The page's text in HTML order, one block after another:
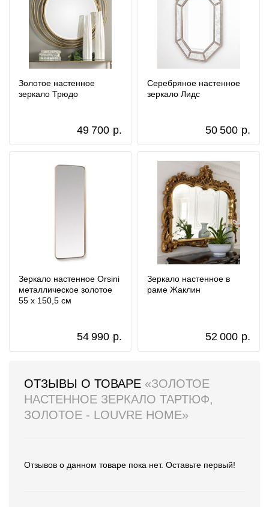
Золотое настенное
зеркало Трюдо
49 700 р.
Серебряное настенное
зеркало Лидс
50 500 р.
Зеркало настенное Orsini
металлическое золотое
55 x 150,5 см
54 990 р.
Зеркало настенное в
раме Жаклин
52 000 р.
ОТЗЫВЫ О ТОВАРЕ «ЗОЛОТОЕ
НАСТЕННОЕ ЗЕРКАЛО ТАРТЮФ,
ЗОЛОТОЕ - LOUVRE HOME»
Отзывов о данном товаре пока нет. Оставьте первый!